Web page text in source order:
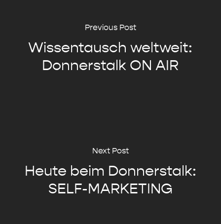
Previous Post
Wissentausch weltweit:
Donnerstalk ON AIR
Next Post
Heute beim Donnerstalk:
SELF-MARKETING